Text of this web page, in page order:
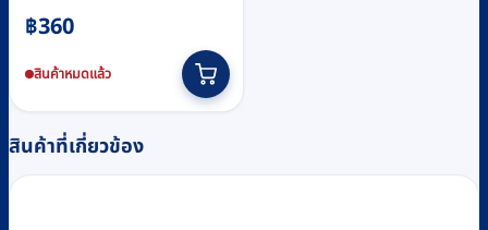
฿360
สินค้าหมดแล้ว
สินค้าที่เกี่ยวข้อง